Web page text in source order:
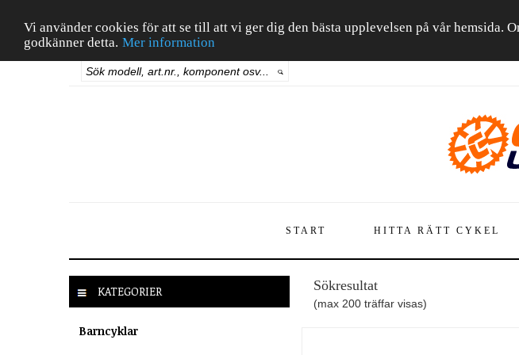
Vi använder cookies för att se till att vi ger dig den bästa upplevelsen på vår hemsida.
godkänner detta. Mer information
START HITTA RÄTT CYKEL
KATEGORIER
Barncyklar
Sökresultat
(max 200 träffar visas)